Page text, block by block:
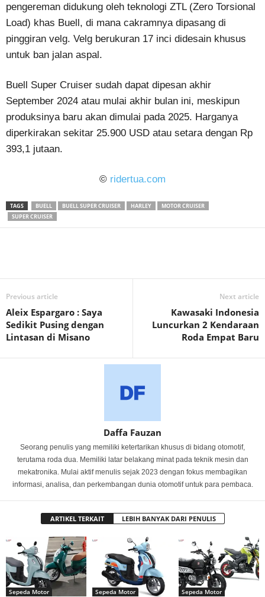
pengereman didukung oleh teknologi ZTL (Zero Torsional
Load) khas Buell, di mana cakramnya dipasang di
pinggiran velg. Velg berukuran 17 inci didesain khusus
untuk ban jalan aspal.
Buell Super Cruiser sudah dapat dipesan akhir
September 2024 atau mulai akhir bulan ini, meskipun
produksinya baru akan dimulai pada 2025. Harganya
diperkirakan sekitar 25.900 USD atau setara dengan Rp
393,1 jutaan.
© ridertua.com
TAGS BUELL BUELL SUPER CRUISER HARLEY
MOTOR CRUISER
SUPER CRUISER
Previous article
Aleix Espargaro : Saya
Sedikit Pusing dengan
Lintasan di Misano
Next article
Kawasaki Indonesia
Luncurkan 2 Kendaraan
Roda Empat Baru
Daffa Fauzan
Seorang penulis yang memiliki ketertarikan khusus di bidang otomotif,
terutama roda dua. Memiliki latar belakang minat pada teknik mesin dan
mekatronika. Mulai aktif menulis sejak 2023 dengan fokus membagikan
informasi, analisa, dan perkembangan dunia otomotif untuk para pembaca.
ARTIKEL TERKAIT LEBIH BANYAK DARI PENULIS
Sepeda Motor Sepeda Motor Sepeda Motor